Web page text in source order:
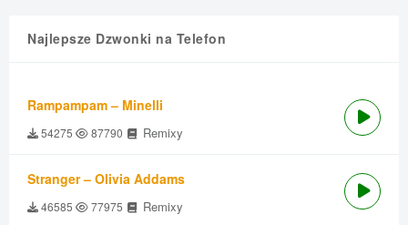
Najlepsze Dzwonki na Telefon
Rampampam – Minelli
54275 87790 Remixy
Stranger – Olivia Addams
46585 77975 Remixy